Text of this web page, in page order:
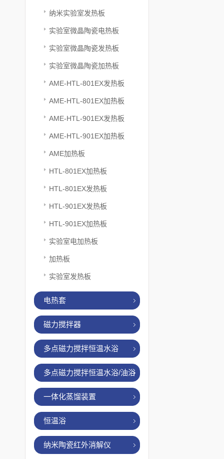
纳米实验室发热板
实验室微晶陶瓷电热板
实验室微晶陶瓷发热板
实验室微晶陶瓷加热板
AME-HTL-801EX发热板
AME-HTL-801EX加热板
AME-HTL-901EX发热板
AME-HTL-901EX加热板
AME加热板
HTL-801EX加热板
HTL-801EX发热板
HTL-901EX发热板
HTL-901EX加热板
实验室电加热板
加热板
实验室发热板
电热套
磁力搅拌器
多点磁力搅拌恒温水浴
多点磁力搅拌恒温水浴/油浴
一体化蒸馏装置
恒温浴
纳米陶瓷红外消解仪